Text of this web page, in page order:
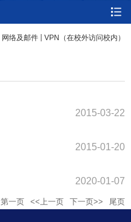
网络及邮件 VPN（在校外访问校内）
2015-03-22
2015-01-20
2020-01-07
第一页 <<上一页 下一页>> 尾页